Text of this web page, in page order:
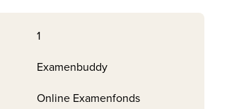
1
Examenbuddy
Online Examenfonds